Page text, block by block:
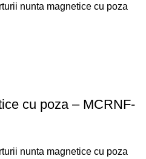
nunta magnetice cu poza
cu poza – MCRNF-
nunta magnetice cu poza